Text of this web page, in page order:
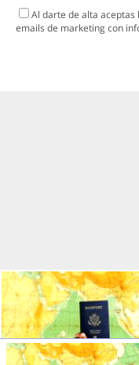
Al darte de alta aceptas
emails de marketing con